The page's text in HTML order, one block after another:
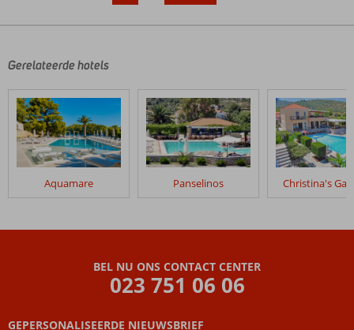
Gerelateerde hotels
Aquamare Panselinos Christina's
BEL NU ONS CONTACT CENTER
023 751 06 06
GEPERSONALISEERDE NIEUWSBRIEF